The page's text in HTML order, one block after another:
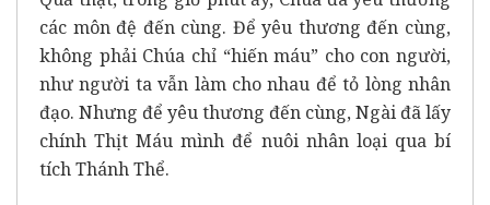
các môn đệ đến cùng. Để yêu thương đến cùng,
không phải Chúa chỉ “hiến máu” cho con người,
như người ta vẫn làm cho nhau để tỏ lòng nhân
đạo. Nhưng để yêu thương đến cùng, Ngài đã lấy
chính Thịt Máu mình để nuôi nhân loại qua bí
tích Thánh Thể.